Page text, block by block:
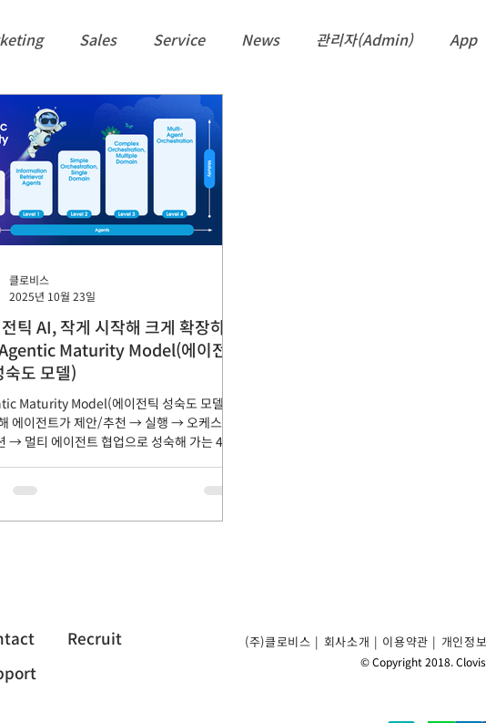
Co., Ltd.
Sales Service News 관리자(Admin) App
API Flow People
틱 AI, 작게 시작해 크게 확장하
Maturity Model(에이전
숙도 모델)
Maturity Model(에이전틱 성숙도 모델)
에이전트가 제안/추천 → 실행 → 오케스트
→ 멀티 에이전트 협업으로 성숙해 가는 4단
클로비스
2025년 10월 23일
Recruit (주)클로비스 | 회사소개 | 이용약관 | 개인정
© Copyright 2018.